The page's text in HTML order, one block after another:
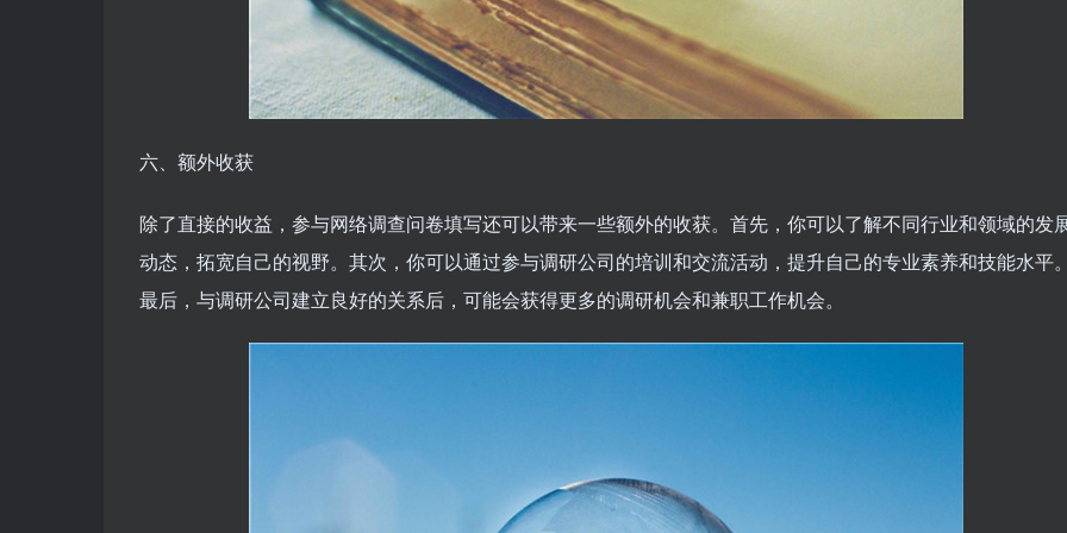
六、额外收获
除了直接的收益，参与网络调查问卷填写还可以带来一些额外的收获。首先，你可以了解不同行业和领域的发
动态，拓宽自己的视野。其次，你可以通过参与调研公司的培训和交流活动，提升自己的专业素养和技能水平
最后，与调研公司建立良好的关系后，可能会获得更多的调研机会和兼职工作机会。